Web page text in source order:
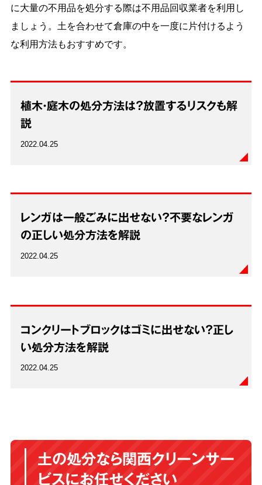
に大量の不用品を処分する際は不用品回収業者を利用し
ましょう。土を合わせて倉庫の中を一度に片付けるよう
な利用方法もおすすめです。
植木・庭木の処分方法は？放置するリスクも解
説
2022.04.25
レンガは一般ごみに出せない？不要なレンガ
の正しい処分方法を解説
2022.04.25
コンクリートブロックはゴミに出せない？正し
い処分方法を解説
2022.04.25
土の処分なら関西クリーンサー
ビスにお任せください